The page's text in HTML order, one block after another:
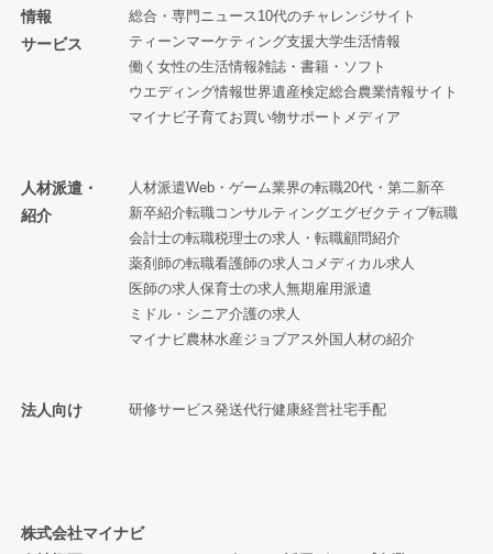
情報
サービス
総合・専門ニュース 10代のチャレンジサイト
ティーンマーケティング支援大学生活情報
働く女性の生活情報雑誌・書籍・ソフト
ウエディング情報世界遺産検定総合農業情報サイト
マイナビ子育てお買い物サポートメディア
人材派遣・
紹介
人材派遣Web・ゲーム業界の転職20代・第二新卒
新卒紹介転職コンサルティングエグゼクティブ転職
会計士の転職税理士の求人・転職顧問紹介
薬剤師の転職看護師の求人 コメディカル求人
医師の求人 保育士の求人 無期雇用派遣
ミドル・シニア介護の求人
マイナビ農林水産ジョブアス外国人材の紹介
法人向け 研修サービス発送代行健康経営社宅手配
株式会社マイナビ